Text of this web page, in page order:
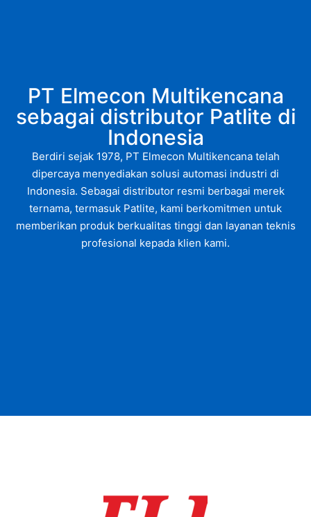
PT Elmecon Multikencana
sebagai distributor Patlite di
Indonesia
Berdiri sejak 1978, PT Elmecon Multikencana telah
dipercaya menyediakan solusi automasi industri di
Indonesia. Sebagai distributor resmi berbagai merek
ternama, termasuk Patlite, kami berkomitmen untuk
memberikan produk berkualitas tinggi dan layanan teknis
profesional kepada klien kami.